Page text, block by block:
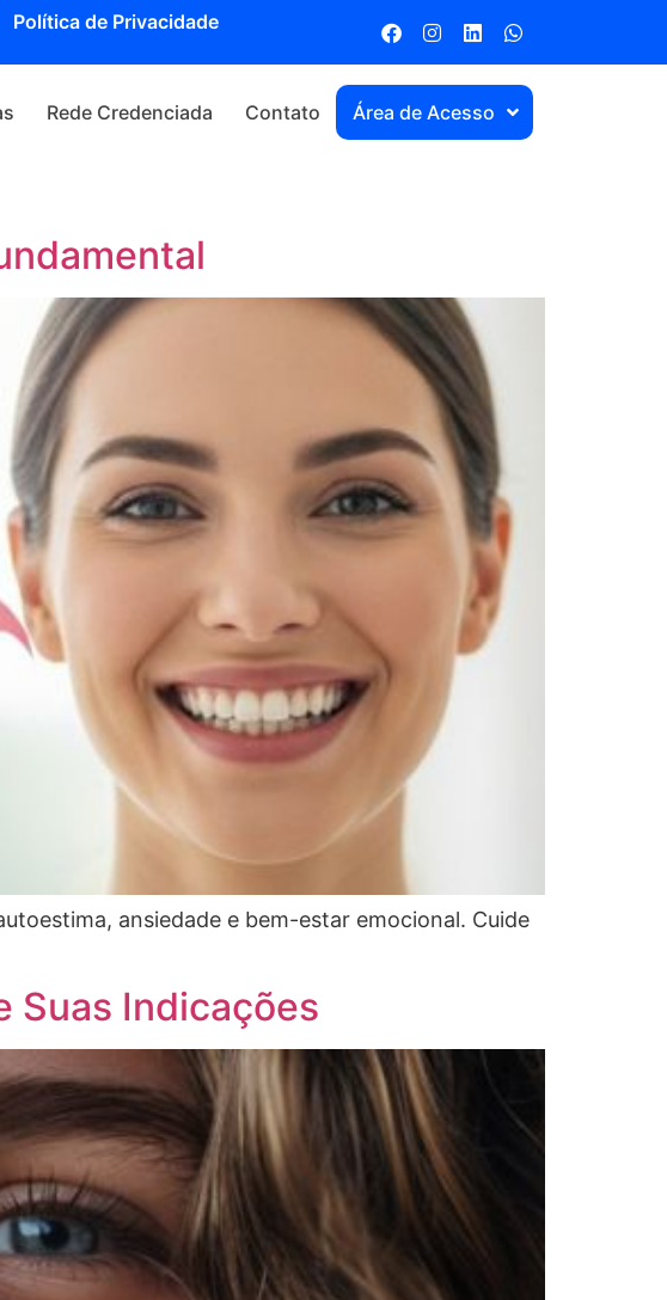
Política de Privacidade
Rede Credenciada Contato Área de Acesso
ansiedade e bem-estar emocional. Cuide
Suas Indicações